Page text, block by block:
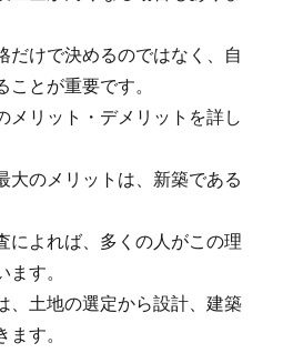
だけで決めるのではなく、自
とが重要です。
メリット・デメリットを詳し
大のメリットは、新築である
によれば、多くの人がこの理
す。
、土地の選定から設計、建築
す。